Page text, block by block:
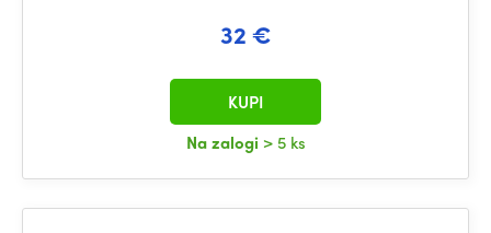
32 €
Na zalogi > 5 ks
KUPI